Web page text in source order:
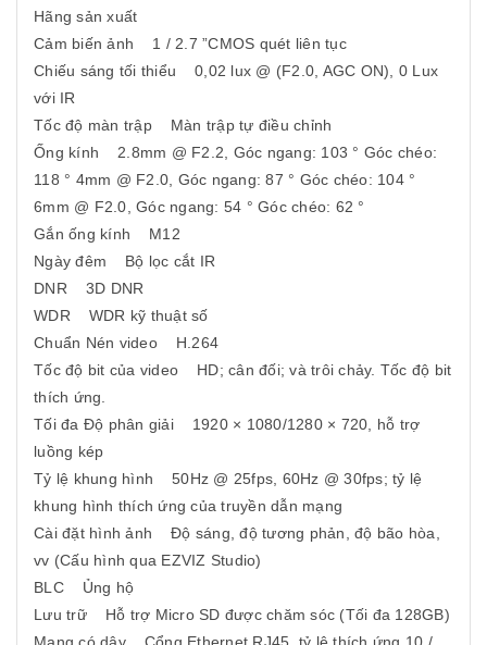
Hãng sản xuất
Cảm biến ảnh 1 / 2.7 ”CMOS quét liên tục
Chiếu sáng tối thiểu 0,02 lux @ (F2.0, AGC ON), 0 Lux
với IR
Tốc độ màn trập Màn trập tự điều chỉnh
Ống kính 2.8mm @ F2.2, Góc ngang: 103 ° Góc chéo:
118 ° 4mm @ F2.0, Góc ngang: 87 ° Góc chéo: 104 °
6mm @ F2.0, Góc ngang: 54 ° Góc chéo: 62 °
Gắn ống kính M12
Ngày đêm Bộ lọc cắt IR
DNR 3D DNR
WDR WDR kỹ thuật số
Chuẩn Nén video H.264
Tốc độ bit của video HD; cân đối; và trôi chảy. Tốc độ bit
thích ứng.
Tối đa Độ phân giải 1920 × 1080/1280 × 720, hỗ trợ
luồng kép
Tỷ lệ khung hình 50Hz @ 25fps, 60Hz @ 30fps; tỷ lệ
khung hình thích ứng của truyền dẫn mạng
Cài đặt hình ảnh Độ sáng, độ tương phản, độ bão hòa,
vv (Cấu hình qua EZVIZ Studio)
BLC Ủng hộ
Lưu trữ Hỗ trợ Micro SD được chăm sóc (Tối đa 128GB)